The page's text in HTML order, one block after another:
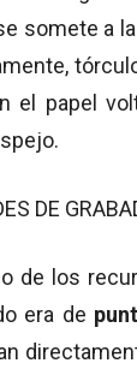
somete a
el papel
DE
de los
era de